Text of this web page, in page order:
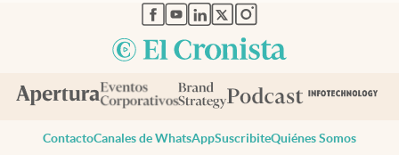
abre en nueva pestaña
abre en nueva pestaña
abre en nueva pestaña
abre en nueva pestaña
abre en nueva pestaña
ContactoCanales de WhatsAppSuscribiteQuiénes Somos